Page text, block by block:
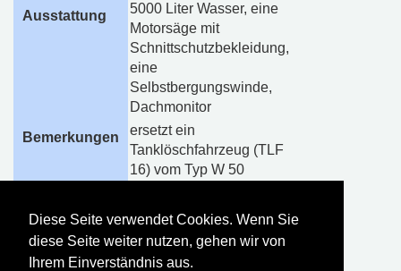
Diese Seite verwendet Cookies. Wenn Sie
diese Seite weiter nutzen, gehen wir von
Ihrem Einverständnis aus.
Ausstattung
5000 Liter Wasser, eine
Motorsäge mit
Schnittschutzbekleidung,
eine
Selbstbergungswinde,
Dachmonitor
Bemerkungen
ersetzt ein
Tanklöschfahrzeug (TLF
16) vom Typ W 50
Gerätehaus
Mitte